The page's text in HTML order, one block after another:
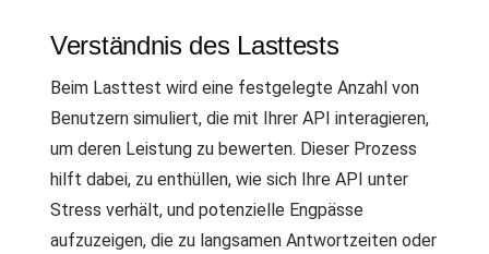
Verständnis des Lasttests
Beim Lasttest wird eine festgelegte Anzahl von
Benutzern simuliert, die mit Ihrer API interagieren,
um deren Leistung zu bewerten. Dieser Prozess
hilft dabei, zu enthüllen, wie sich Ihre API unter
Stress verhält, und potenzielle Engpässe
aufzuzeigen, die zu langsamen Antwortzeiten oder